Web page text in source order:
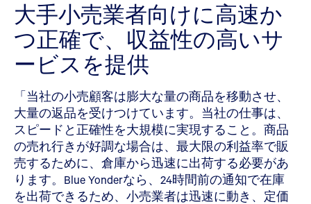
大手小売業者向けに高速か
つ正確で、収益性の高いサ
ービスを提供
「当社の小売顧客は膨大な量の商品を移動させ、
大量の返品を受けつけています。当社の仕事は、
スピードと正確性を大規模に実現すること。商品
の売れ行きが好調な場合は、最大限の利益率で販
売するために、倉庫から迅速に出荷する必要があ
ります。Blue Yonderなら、24時間前の通知で在庫
を出荷できるため、小売業者は迅速に動き、定価